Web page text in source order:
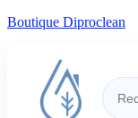
Boutique Diproclean